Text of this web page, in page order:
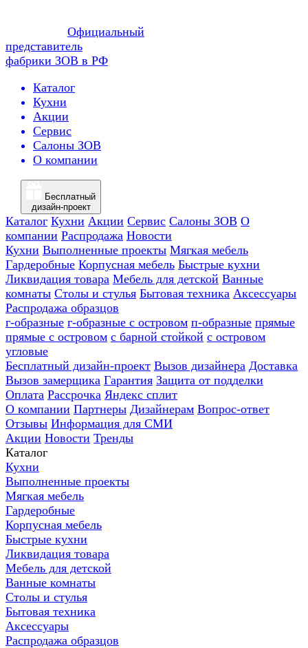
Официальный
представитель
фабрики ЗОВ в РФ
Каталог
Кухни
Акции
Сервис
Салоны ЗОВ
О компании
Бесплатный
дизайн-проект
Каталог Кухни Акции Сервис Салоны ЗОВ О
компании Распродажа Новости
Кухни Выполненные проекты Мягкая мебель
Гардеробные Корпусная мебель Быстрые кухни
Ликвидация товара Мебель для детской Ванные
комнаты Столы и стулья Бытовая техника Аксессуары
Распродажа образцов
г-образные г-образные с островом п-образные прямые
прямые с островом с барной стойкой с островом
угловые
Бесплатный дизайн-проект Вызов дизайнера Доставка
Вызов замерщика Гарантия Защита от подделки
Оплата Рассрочка Яндекс сплит
О компании Партнеры Дизайнерам Вопрос-ответ
Отзывы Информация для СМИ
Акции Новости Тренды
Каталог
Кухни
Выполненные проекты
Мягкая мебель
Гардеробные
Корпусная мебель
Быстрые кухни
Ликвидация товара
Мебель для детской
Ванные комнаты
Столы и стулья
Бытовая техника
Аксессуары
Распродажа образцов